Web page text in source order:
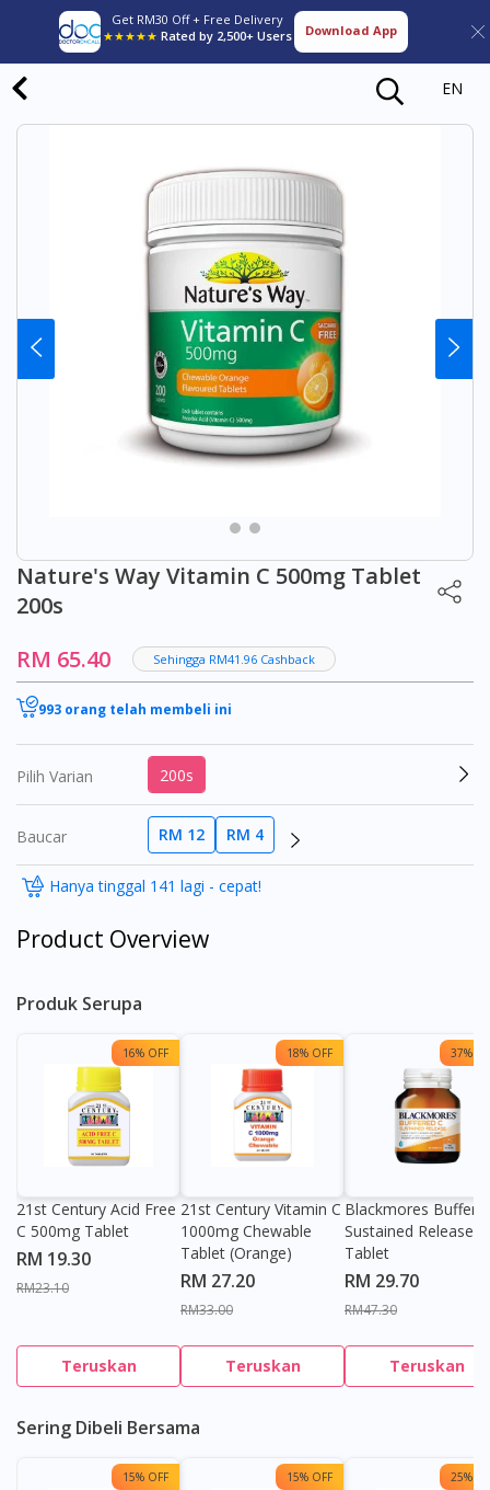
Get RM30 Off + Free Delivery
★★★★★ Rated by 2,500+ Users Download App
EN
Nature's Way Vitamin C 500mg Tablet
200s
RM 65.40
Sehingga RM41.96 Cashback
993 orang telah membeli ini
Pilih Varian 200s
Baucar RM 12 RM 4
Hanya tinggal 141 lagi - cepat!
Product Overview
Produk Serupa
16% OFF
21st Century Acid Free
C 500mg Tablet
RM 19.30
RM23.10
Teruskan
18% OFF
21st Century Vitamin C
1000mg Chewable
Tablet (Orange)
RM 27.20
RM33.00
Teruskan
37%
Blackmores
Sustained Release
Tablet
RM 29.70
RM47.30
Teruskan
Sering Dibeli Bersama
15% OFF 15% OFF 25%